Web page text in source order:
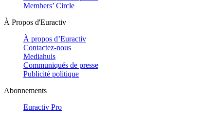
Members’ Circle
À Propos d'Euractiv
À propos d’Euractiv
Contactez-nous
Mediahuis
Communiqués de presse
Publicité politique
Abonnements
Euractiv Pro